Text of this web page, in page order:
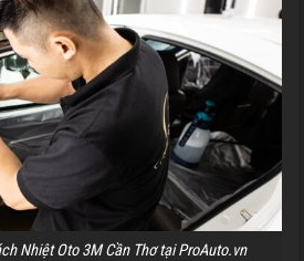
Nhiệt Oto 3M Cần Thơ tại ProAuto.vn